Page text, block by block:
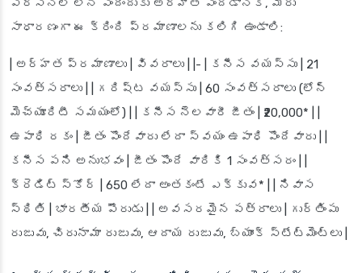
పర్సనల్ లోన్ పొందేందుకు అర్హత పొందడానికి, మీరు
సాధారణంగా ఈ క్రింది ప్రమాణాలను కలిగి ఉండాలి:
అర్హత ప్రమాణాలు వివరాలు | |- | కనీస వయస్సు | 21
సంవత్సరాలు | |
గరిష్ట వయస్సు | 60 సంవత్సరాలు (లోన్
మెచ్యూరిటీ సమయంలో) | |
కనీస నెలవారీ జీతం | ₹20,000* | |
ఉపాధి రకం | జీతం పొందేవారు లేదా స్వయం ఉపాధి పొందేవారు | |
కనీస పని అనుభవం | జీతం పొందే వారికి 1 సంవత్సరం | |
క్రెడిట్ స్కోర్
| 650 లేదా అంతకంటే ఎక్కువ* | | నివాస
స్థితి
| భారతీయ పౌరుడు | | అవసరమైన పత్రాలు | గుర్తింపు
రుజువు, చిరునామా రుజువు, ఆదాయ రుజువు, బ్యాంక్ స్టేట్‌మెంట్‌లు |